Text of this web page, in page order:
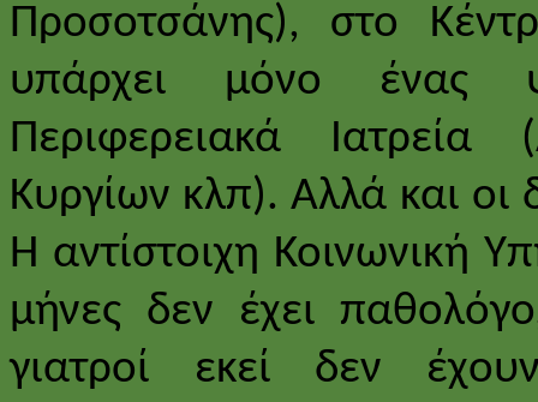
Προσοτσάνης), στο
υπάρχει μόνο ένας
Περιφερειακά Ιατρεία
Κυργίων κλπ). Αλλά και
Η αντίστοιχη Κοινωνική
μήνες δεν έχει
γιατροί εκεί δεν